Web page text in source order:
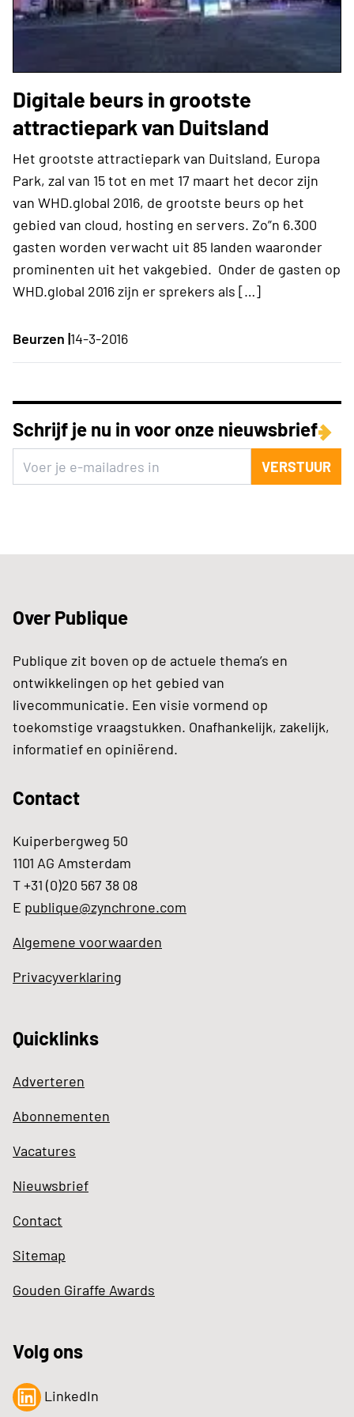
Digitale beurs in grootste
attractiepark van Duitsland
Het grootste attractiepark van Duitsland, Europa
Park, zal van 15 tot en met 17 maart het decor zijn
van WHD.global 2016, de grootste beurs op het
gebied van cloud, hosting en servers. Zo”n 6.300
gasten worden verwacht uit 85 landen waaronder
prominenten uit het vakgebied. Onder de gasten op
WHD.global 2016 zijn er sprekers als […]
Beurzen |14-3-2016
Schrijf je nu in voor onze nieuwsbrief
VERSTUUR
Over Publique
Publique zit boven op de actuele thema’s en
ontwikkelingen op het gebied van
livecommunicatie. Een visie vormend op
toekomstige vraagstukken. Onafhankelijk, zakelijk,
informatief en opiniërend.
Contact
Kuiperbergweg 50
1101 AG Amsterdam
T +31 (0)20 567 38 08
E publique@zynchrone.com
Algemene voorwaarden
Privacyverklaring
Quicklinks
Adverteren
Abonnementen
Vacatures
Nieuwsbrief
Contact
Sitemap
Gouden Giraffe Awards
Volg ons
LinkedIn